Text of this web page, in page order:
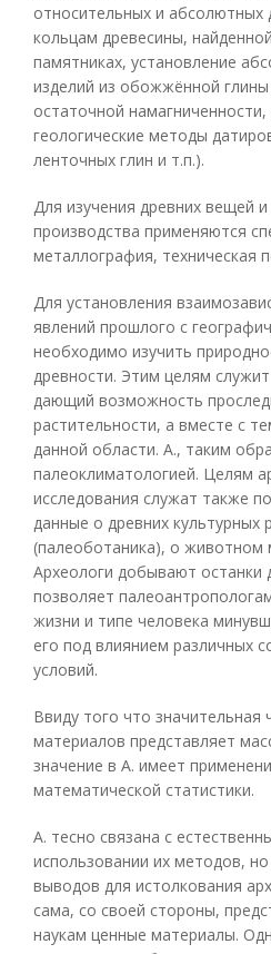
относительных и абсолютных
кольцам древесины,
памятниках, установление
изделий из обожжённой
остаточной
геологические методы
ленточных глин и т.п.).
Для изучения древних вещей
производства применяются
металлография, техническая
Для установления
явлений прошлого с
необходимо изучить
древности. Этим целям
дающий возможность
растительности, а вместе с
данной области. А., таким
палеоклиматологией. Целям
исследования служат также
данные о древних культурных
(палеоботаника), о животном
Археологи добывают останки
позволяет
жизни и типе человека
его под влиянием различных
условий.
Ввиду того что значительная
материалов представляет
значение в А. имеет
математической статистики.
А. тесно связана с
использовании их методов,
выводов для истолкования
сама, со своей стороны,
наукам ценные материалы.